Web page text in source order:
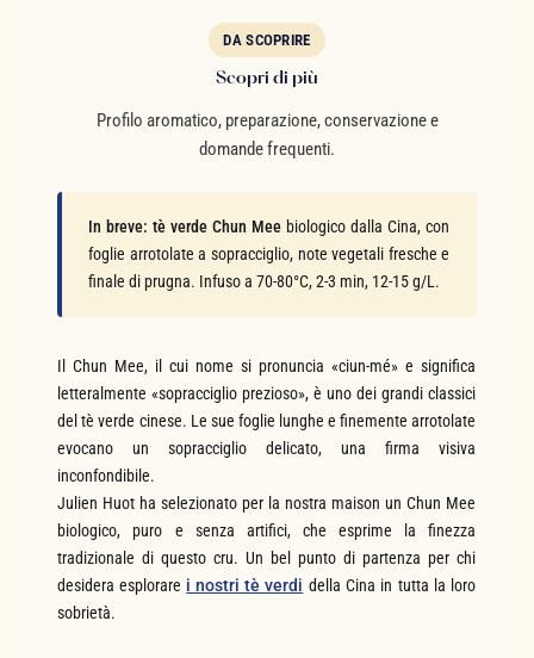
DA SCOPRIRE
Scopri di più
Profilo aromatico, preparazione, conservazione e
domande frequenti.
In breve: tè verde Chun Mee biologico dalla Cina, con
foglie arrotolate a sopracciglio, note vegetali fresche e
finale di prugna. Infuso a 70-80°C, 2-3 min, 12-15 g/L.
Il Chun Mee, il cui nome si pronuncia «ciun-mé» e significa
letteralmente «sopracciglio prezioso», è uno dei grandi classici
del tè verde cinese. Le sue foglie lunghe e finemente arrotolate
evocano un sopracciglio delicato, una firma visiva
inconfondibile.
Julien Huot ha selezionato per la nostra maison un Chun Mee
biologico, puro e senza artifici, che esprime la finezza
tradizionale di questo cru. Un bel punto di partenza per chi
desidera esplorare i nostri tè verdi della Cina in tutta la loro
sobrietà.